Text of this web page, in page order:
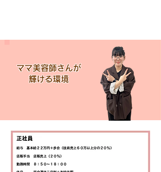
ママ美容師さんが
​輝ける環境